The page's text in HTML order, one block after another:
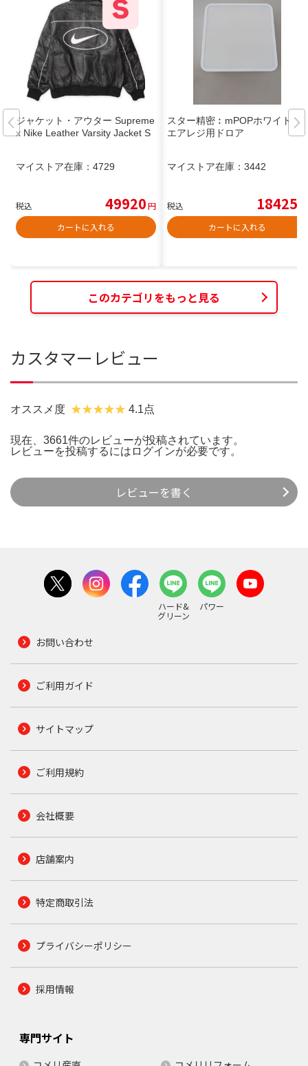
ジャケット・アウター Supreme
x Nike Leather Varsity Jacket S
マイストア在庫： 4729
税込 49920円
カートに入れる
スター精密︰mPOPホワイト
エアレジ用ドロア
マイストア在庫： 3442
税込 18425
カートに入れる
このカテゴリをもっと見る
カスタマーレビュー
オススメ度 4.1点
現在、3661件のレビューが投稿されています。
レビューを投稿するには ログインが必要です。
レビューを書く
ハード&
グリーン
パワー
お問い合わせ
ご利用ガイド
サイトマップ
ご利用規約
会社概要
店舗案内
特定商取引法
プライバシーポリシー
採用情報
専門サイト